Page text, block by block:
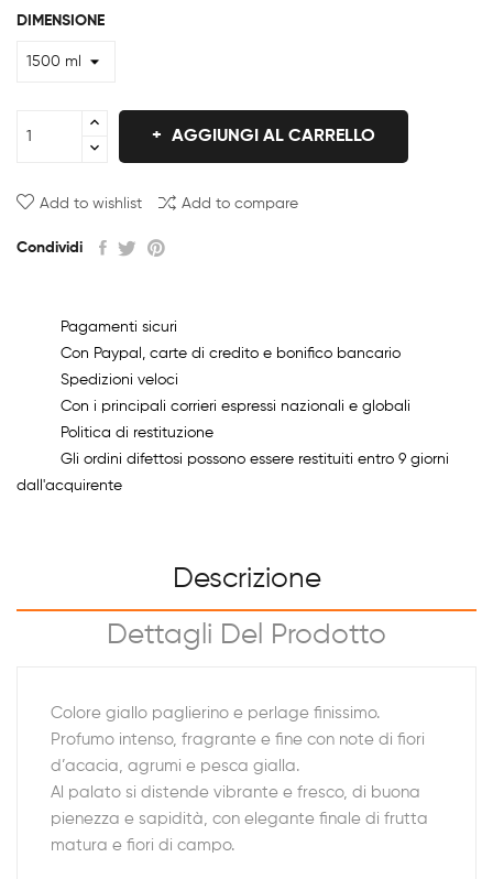
DIMENSIONE
AGGIUNGI AL CARRELLO
Add to wishlist Add to compare
Condividi
Pagamenti sicuri
Con Paypal, carte di credito e bonifico bancario
Spedizioni veloci
Con i principali corrieri espressi nazionali e globali
Politica di restituzione
Gli ordini difettosi possono essere restituiti entro 9 giorni
dall'acquirente
Descrizione
Dettagli Del Prodotto
Colore giallo paglierino e perlage finissimo.
Profumo intenso, fragrante e fine con note di fiori
d’acacia, agrumi e pesca gialla.
Al palato si distende vibrante e fresco, di buona
pienezza e sapidità, con elegante finale di frutta
matura e fiori di campo.